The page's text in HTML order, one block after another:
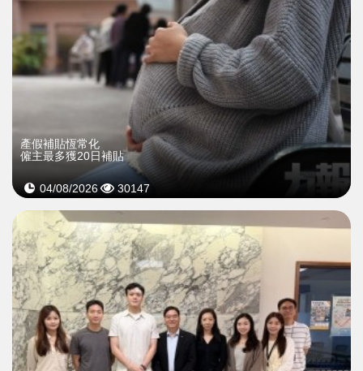
產假補貼恆常化
僱主最多獲20日補貼
04/08/2026 30147